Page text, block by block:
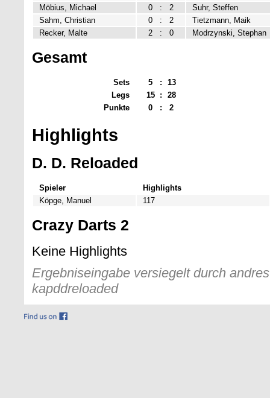
Möbius, Michael
0 : 2
Suhr, Steffen
Sahm, Christian
0 : 2
Tietzmann, Maik
Recker, Malte
2 : 0 Modrzynski, Stephan
Gesamt
Sets 5 :
13
Legs
15 :
28
Punkte
0 : 2
Highlights
D. D. Reloaded
Spieler
Highlights
Köpge, Manuel
117
Crazy Darts 2
Keine Highlights
Ergebniseingabe versiegelt durch
kapddreloaded